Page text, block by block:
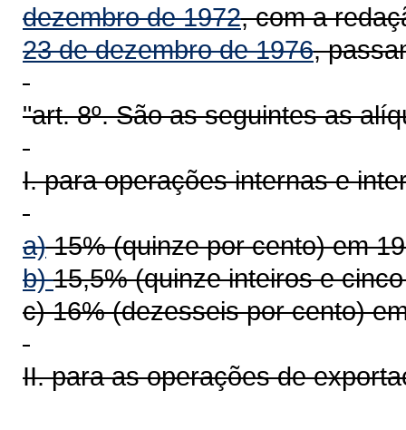
dezembro de 1972, com a
23 de dezembro de 1976,
"art. 8º. São as seguintes as
I. para operações internas e
a)15% (quinze por cento) em
b)15,5% (quinze inteiros e
c) 16% (dezesseis por cento)
II. para as operações de